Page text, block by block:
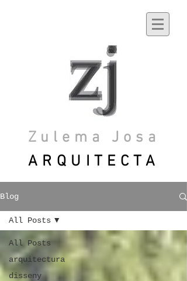
Zulema Josa
ARQUITECTA
Blog
All Posts
arquitectura
disseny
All Posts